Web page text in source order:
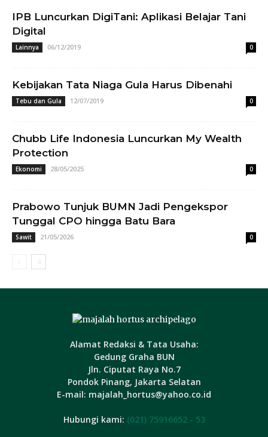
IPB Luncurkan DigiTani: Aplikasi Belajar Tani
Digital
Lainnya 06/12/2019 0
Kebijakan Tata Niaga Gula Harus Dibenahi
Tebu dan Gula 12/07/2019 0
Chubb Life Indonesia Luncurkan My Wealth
Protection
Ekonomi 28/05/2025 0
Prabowo Tunjuk BUMN Jadi Pengekspor
Tunggal CPO hingga Batu Bara
Sawit 21/05/2026 0
Alamat Redaksi & Tata Usaha:
Gedung Graha BUN
Jln. Ciputat Raya No.7
Pondok Pinang, Jakarta Selatan
E-mail: majalah_hortus@yahoo.co.id
Hubungi kami: (021) 75916652 - 53